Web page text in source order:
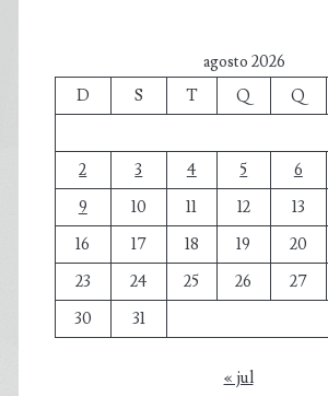
agosto 2026
D
S T Q Q
2
3 4 5 6
9
10 11 12 13
16
17 18 19 20
23
24 25 26 27
30
31
« jul